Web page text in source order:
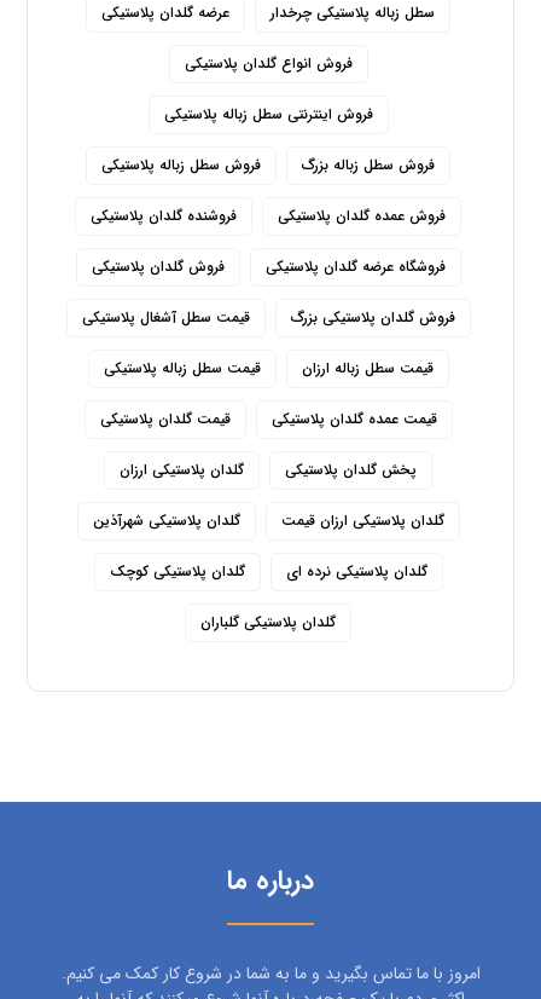
سطل زباله پلاستیکی چرخدار عرضه گلدان پلاستیکی
فروش انواع گلدان پلاستیکی
فروش اینترنتی سطل زباله پلاستیکی
فروش سطل زباله بزرگ فروش سطل زباله پلاستیکی
فروش عمده گلدان پلاستیکی فروشنده گلدان پلاستیکی
فروشگاه عرضه گلدان پلاستیکی فروش گلدان پلاستیکی
فروش گلدان پلاستیکی بزرگ قیمت سطل آشغال پلاستیکی
قیمت سطل زباله ارزان قیمت سطل زباله پلاستیکی
قیمت عمده گلدان پلاستیکی قیمت گلدان پلاستیکی
پخش گلدان پلاستیکی گلدان پلاستیکی ارزان
گلدان پلاستیکی ارزان قیمت گلدان پلاستیکی شهرآذین
گلدان پلاستیکی نرده ای گلدان پلاستیکی کوچک
گلدان پلاستیکی گلباران
درباره ما
امروز با ما تماس بگیرید و ما به شما در شروع کار کمک می کنیم.